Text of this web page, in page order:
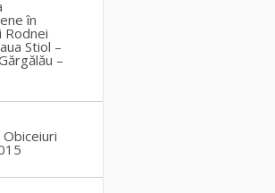
în
Rodnei
Stiol –
–